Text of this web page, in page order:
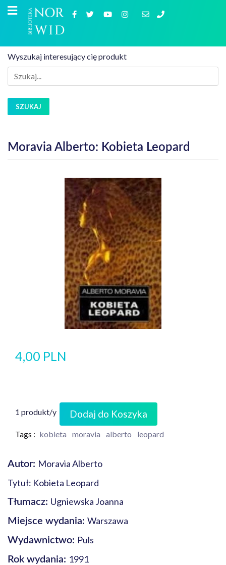
Wyszukaj interesujący cię produkt
SZUKAJ
Moravia Alberto: Kobieta Leopard
4,00 PLN
1 produkt/y Dodaj do Koszyka
Tags : kobieta moravia alberto leopard
Autor: Moravia Alberto
Tytuł: Kobieta Leopard
Tłumacz: Ugniewska Joanna
Miejsce wydania: Warszawa
Wydawnictwo: Puls
Rok wydania: 1991